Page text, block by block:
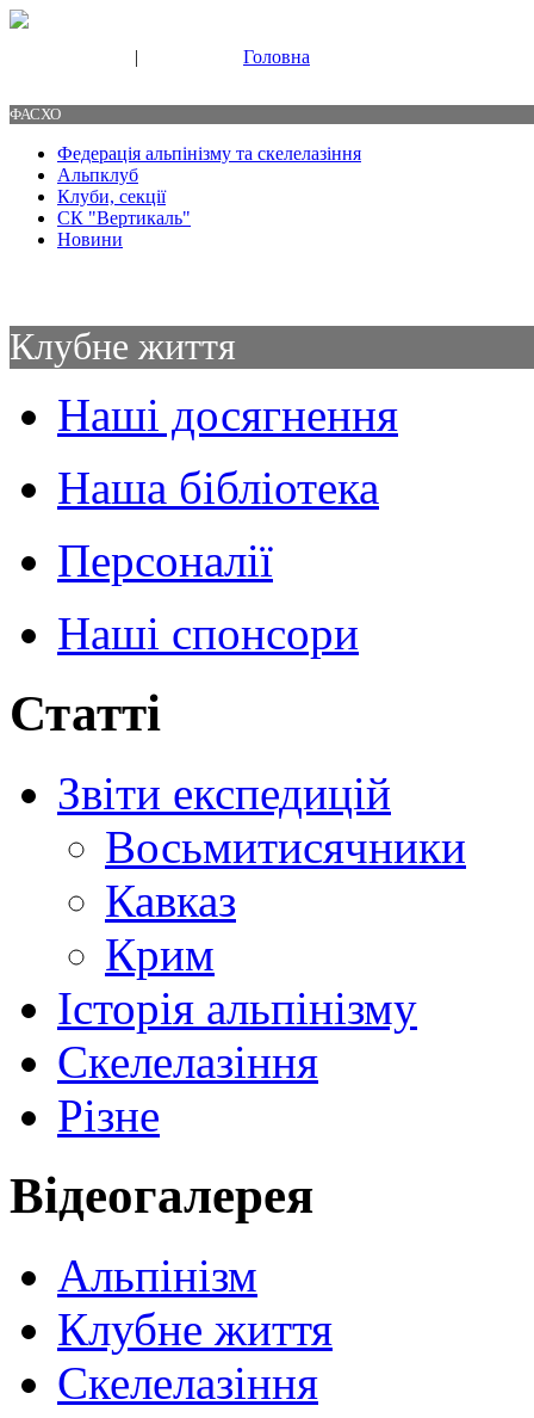
| Головна
ФАСХО
Федерація альпінізму та скелелазіння
Альпклуб
Клуби, секції
СК "Вертикаль"
Новини
Клубне життя
Наші досягнення
Наша бібліотека
Персоналії
Наші спонсори
Статті
Звіти експедицій
Восьмитисячники
Кавказ
Крим
Історія альпінізму
Скелелазіння
Різне
Відеогалерея
Альпінізм
Клубне життя
Скелелазіння